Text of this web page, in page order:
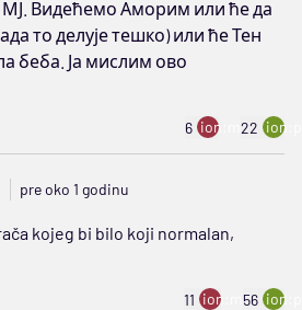
Видећемо Аморим или ће да
то делује тешко) или ће Тен
беба. Ја мислим ово
6 ion:minus
22
pre oko 1 godinu
kojeg bi bilo koji normalan,
11 ion:minus
56